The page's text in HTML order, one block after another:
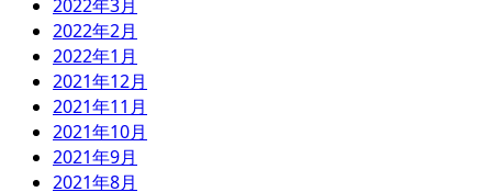
2022年3月
2022年2月
2022年1月
2021年12月
2021年11月
2021年10月
2021年9月
2021年8月